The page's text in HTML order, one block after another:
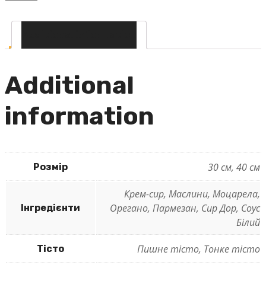
Additional
information
Розмір 30 см, 40 см
Інгредієнти
Крем-сир, Маслини, Моцарела,
Орегано, Пармезан, Сир Дор, Соус
Білий
Тісто Пишне тісто, Тонке тісто